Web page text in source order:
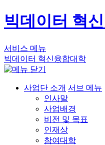
빅데이터 혁
서비스 메뉴
빅데이터 혁신융합대학
사업단 소개 서브 메뉴
인사말
사업배경
비전 및 목표
인재상
참여대학